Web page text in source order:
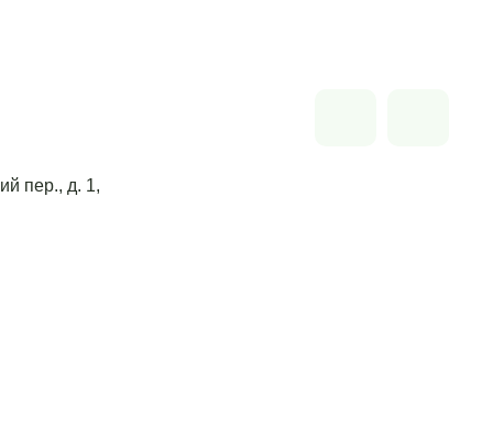
пер., д. 1,